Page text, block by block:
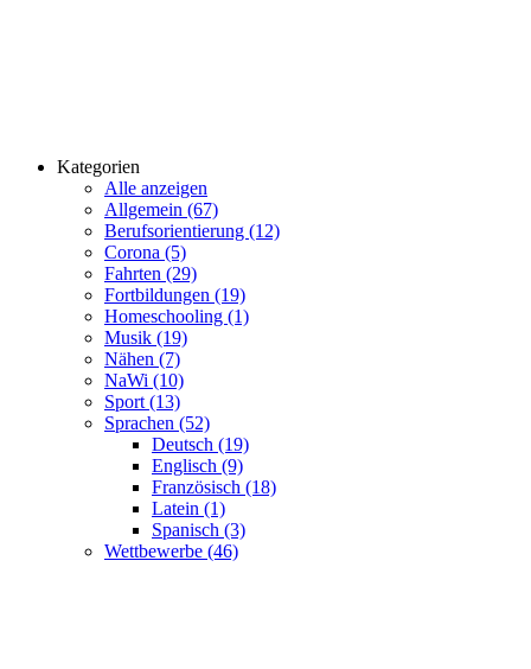
Kategorien
Alle anzeigen
Allgemein (67)
Berufsorientierung (12)
Corona (5)
Fahrten (29)
Fortbildungen (19)
Homeschooling (1)
Musik (19)
Nähen (7)
NaWi (10)
Sport (13)
Sprachen (52)
Deutsch (19)
Englisch (9)
Französisch (18)
Latein (1)
Spanisch (3)
Wettbewerbe (46)